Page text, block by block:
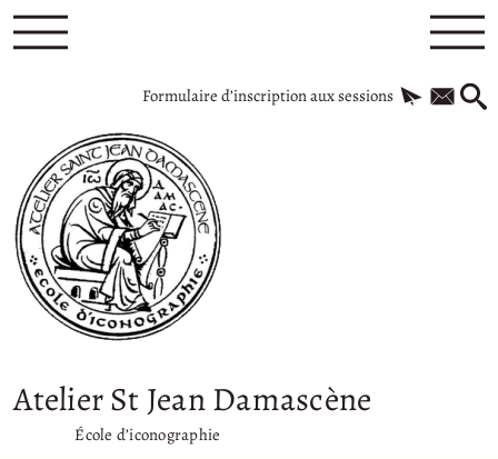
Formulaire d’inscription aux sessions
Atelier St Jean Damascène
École d’iconographie